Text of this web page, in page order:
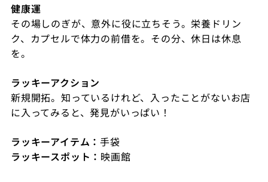
健康運
その場しのぎが、意外に役に立ちそう。栄養ドリン
ク、カプセルで体力の前借を。その分、休日は休息
を。
ラッキーアクション
新規開拓。知っているけれど、入ったことがないお店
に入ってみると、発見がいっぱい！
ラッキーアイテム：手袋
ラッキースポット ： 映画館